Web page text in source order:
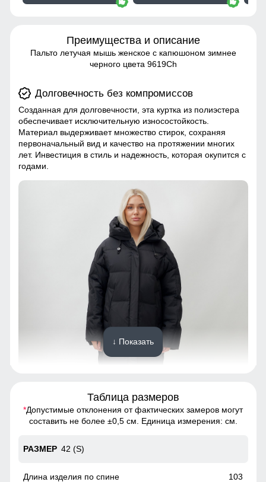
Преимущества и описание
Пальто летучая мышь женское с капюшоном зимнее
черного цвета 9619Ch
Долговечность без компромиссов
Созданная для долговечности, эта куртка из полиэстера
обеспечивает исключительную износостойкость.
Материал выдерживает множество стирок, сохраняя
первоначальный вид и качество на протяжении многих
лет. Инвестиция в стиль и надежность, которая окупится с
годами.
Созданная для долговечности, эта куртка из полиэстера
обеспечивает исключительную износостойкость.
первоначальный вид и качество на протяжении многих
годами.
↓ Показать
Таблица размеров
*Допустимые отклонения от фактических замеров могут
составить не более ±0,5 см. Единица измерения: см.
42 (S)
103